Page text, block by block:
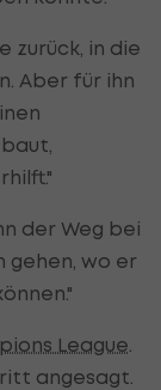
zurück, in die
Aber für ihn
der Weg bei
gehen, wo er
League
angesagt.